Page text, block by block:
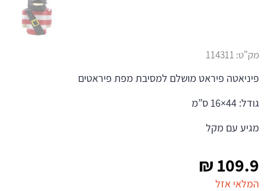
109.9
₪
המלאי אזל
מק"ט: 114311
פיניאטה פיראט מושלם למסיבת מפת פיראטים
גודל: 44×16 ס”מ
מגיע עם מקל